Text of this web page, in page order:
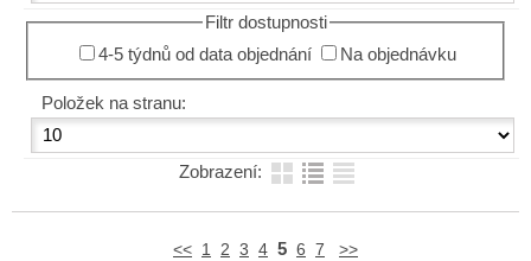
Filtr dostupnosti
4-5 týdnů od data objednání
Na objednávku
Položek na stranu:
Zobrazení:
<< 1 2 3 4 5 6 7 >>